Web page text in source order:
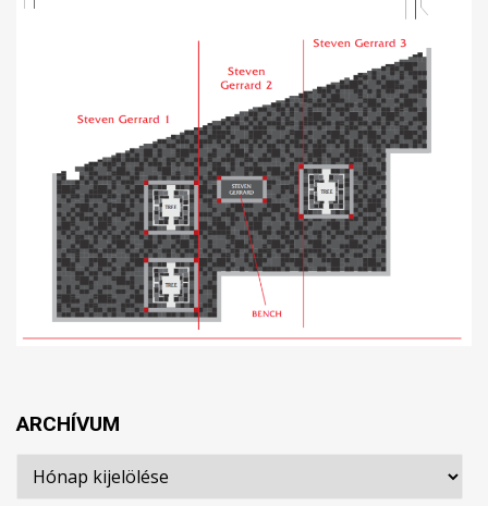
ARCHÍVUM
Archívum